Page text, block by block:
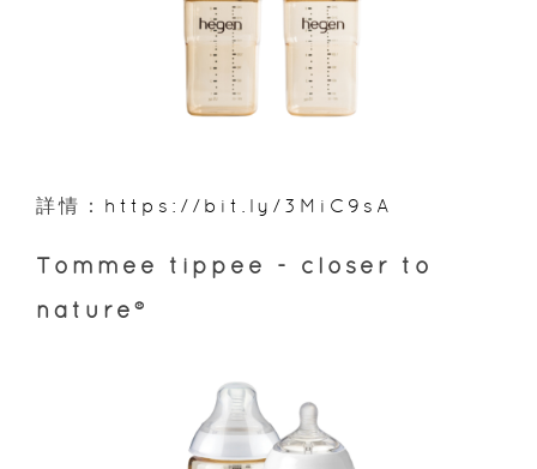
詳情： https://bit.ly/3MiC9sA
Tommee tippee - closer to
nature®